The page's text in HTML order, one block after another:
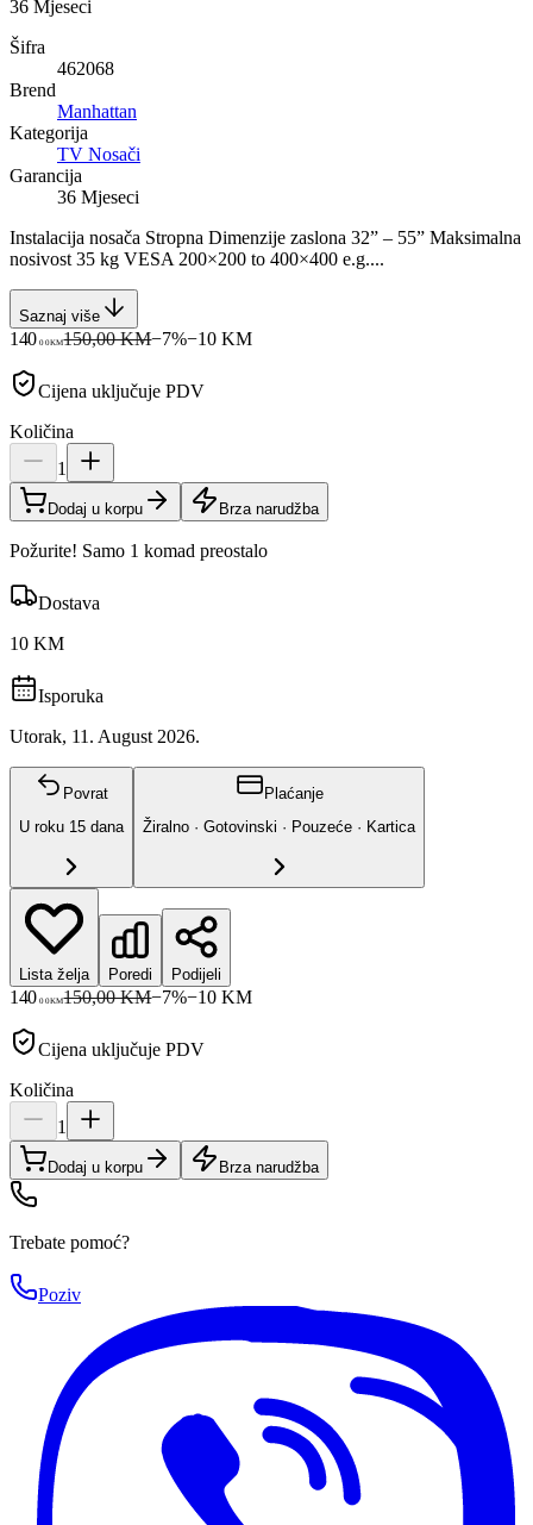
36 Mjeseci
Šifra
462068
Brend
Manhattan
Kategorija
TV Nosači
Garancija
36 Mjeseci
Instalacija nosača Stropna Dimenzije zaslona 32” – 55” Maksimalna
nosivost 35 kg VESA 200×200 to 400×400 e.g....
Saznaj više
140 00KM150,00 KM−7%−10 KM
Cijena uključuje PDV
Količina
1
Dodaj u korpu Brza narudžba
Požurite! Samo 1 komad preostalo
Dostava
10 KM
Isporuka
Utorak, 11. August 2026.
Povrat
U roku 15 dana
Plaćanje
Žiralno · Gotovinski · Pouzeće · Kartica
Lista želja Poredi Podijeli
140 00KM150,00 KM−7%−10 KM
Cijena uključuje PDV
Količina
1
Dodaj u korpu Brza narudžba
Trebate pomoć?
Poziv